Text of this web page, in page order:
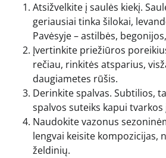
Atsižvelkite į saulės kiekį.
geriausiai tinka šilokai,
Pavėsyje – astilbės,
Įvertinkite priežiūros
rečiau, rinkitės atsparius,
daugiametes rūšis.
Derinkite spalvas. Subtilios,
spalvos suteiks kapui tvarkos
Naudokite vazonus
lengvai keisite kompozicijas,
želdinių.